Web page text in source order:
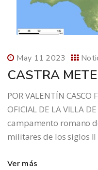
May 11 2023
CASTRA
POR VALENTÍN CASCO
OFICIAL DE LA VILLA
campamento romano
militares de los siglos
Ver más